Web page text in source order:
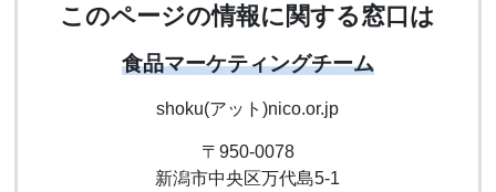
このページの情報に関する窓口は
食品マーケティングチーム
shoku(アット)nico.or.jp
〒950-0078
新潟市中央区万代島5-1